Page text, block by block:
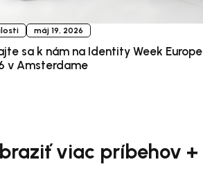
máj 19, 2026
sa k nám na Identity Week Europe
v Amsterdame
viac príbehov +